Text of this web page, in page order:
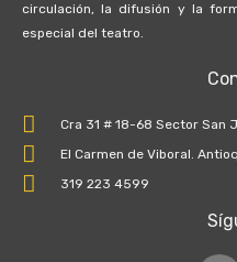
circulación, la difusión y la
especial del teatro.
Cra 31 # 18-68 Sector San
El Carmen de Viboral.
319 223 4599